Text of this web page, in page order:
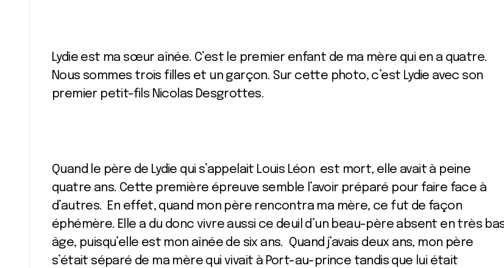
Lydie est ma sœur aînée. C’est le premier enfant de ma mère qui en a quatre.
Nous sommes trois filles et un garçon. Sur cette photo, c’est Lydie avec son
premier petit-fils Nicolas Desgrottes.
Quand le père de Lydie qui s’appelait Louis Léon est mort, elle avait à peine
quatre ans. Cette première épreuve semble l’avoir préparé pour faire face à
d’autres. En effet, quand mon père rencontra ma mère, ce fut de façon
éphémère. Elle a du donc vivre aussi ce deuil d’un beau-père absent en très
âge, puisqu’elle est mon aînée de six ans. Quand j’avais deux ans, mon père
s’était séparé de ma mère qui vivait à Port-au-prince tandis que lui était